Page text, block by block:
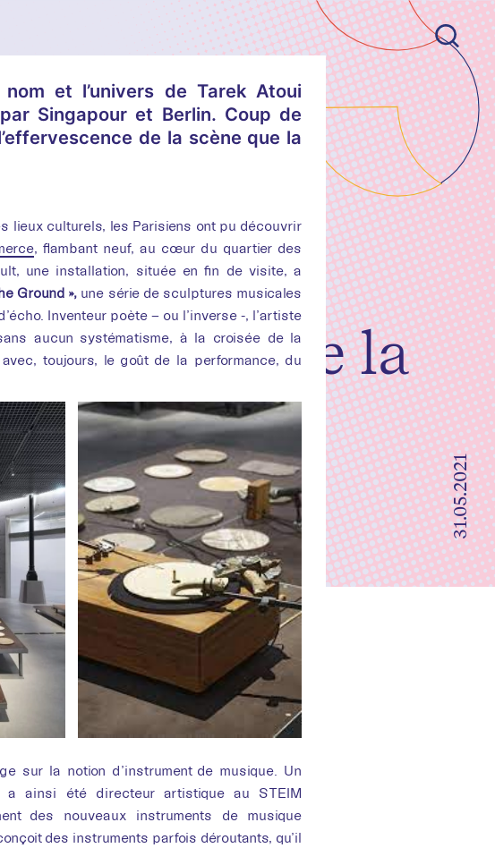
Atoui
chants de la
connectées
31.05.2021
et l’univers de Tarek Atoui
Singapour et Berlin. Coup de
de la scène que la
lieux culturels, les Parisiens ont pu découvrir
, flambant neuf, au cœur du quartier des
une installation, située en fin de visite, a
Ground », une série de sculptures musicales
Inventeur poète – ou l’inverse -, l’artiste
aucun systématisme, à la croisée de la
toujours, le goût de la performance, du
sur la notion d’instrument de musique. Un
a ainsi été directeur artistique au STEIM
des nouveaux instruments de musique
des instruments parfois déroutants, qu’il